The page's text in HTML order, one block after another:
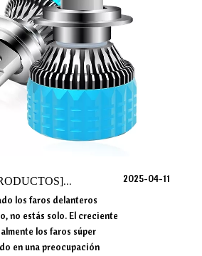
] ¿Por qué algunos faros son
los faros delanteros
no estás solo. El creciente
los faros súper
en una preocupación
2025-04-11